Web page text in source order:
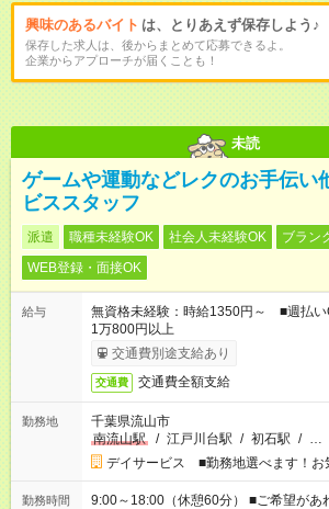
興味のあるバイト は、とりあえず保存しよう♪
保存した求人は、後からまとめて応募できるよ。
企業からアプローチが届くことも！
未読
ゲームや運動などレクのお手伝い
ビススタッフ
派遣 職種未経験OK 社会人未経験OK
ブラン
WEB登録・面接OK
給与
無資格未経験：時給1350円～ ■週払
1万800円以上
交通費別途支給あり
交通費 交通費全額支給
勤務地
千葉県流山市
南流山駅
/ 江戸川台駅 / 初石駅 / …
デイサービス ■勤務地選べます！お
勤務時間
9:00～18:00（休憩60分） ■ご希望があれば下記シフトもOK！